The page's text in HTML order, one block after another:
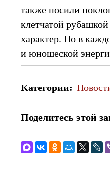
также носили
клетчатой
характер. Но в
и юношеской
Категории:
Поделитесь этой